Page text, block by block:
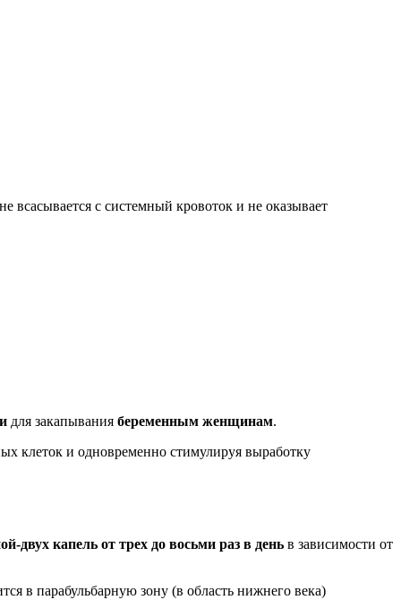
всасывается с системный кровоток и не оказывает
для закапывания беременным женщинам.
клеток и одновременно стимулируя выработку
двух капель от трех до восьми раз в день в зависимости от
в парабульбарную зону (в область нижнего века)